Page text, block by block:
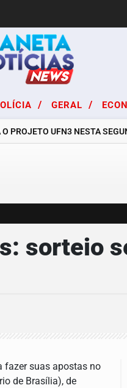
/ GERAL /
UFN3 NESTA
sorteio
fazer suas apostas no
de Brasília), de